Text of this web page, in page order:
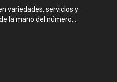
variedades, servicios y
la mano del número...